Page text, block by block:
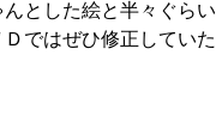
とした絵と半々ぐらい
ではぜひ修正していた